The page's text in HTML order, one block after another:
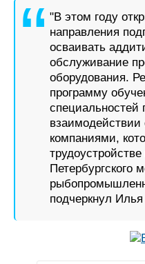
"В этом году
направления
осваивать
обслуживание
оборудования.
программу
специальностей
компаниями,
Петербургского
подчеркнул